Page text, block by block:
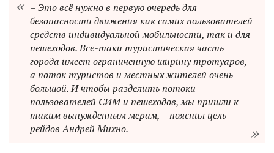
– Это всё нужно в первую очередь для
безопасности движения как самих пользователей
средств индивидуальной мобильности, так и для
пешеходов. Все-таки туристическая часть
города имеет ограниченную ширину тротуаров,
а поток туристов и местных жителей очень
большой. И чтобы разделить потоки
пользователей СИМ и пешеходов, мы пришли к
таким вынужденным мерам, – пояснил цель
рейдов Андрей Михно.